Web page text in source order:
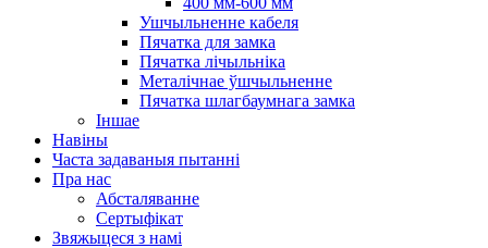
Ушчыльненне кабеля
Пячатка для замка
Пячатка лічыльніка
Металічнае ўшчыльненне
Пячатка шлагбаумнага замка
Іншае
Навіны
Часта задаваныя пытанні
Пра нас
Абсталяванне
Сертыфікат
Звяжыцеся з намі